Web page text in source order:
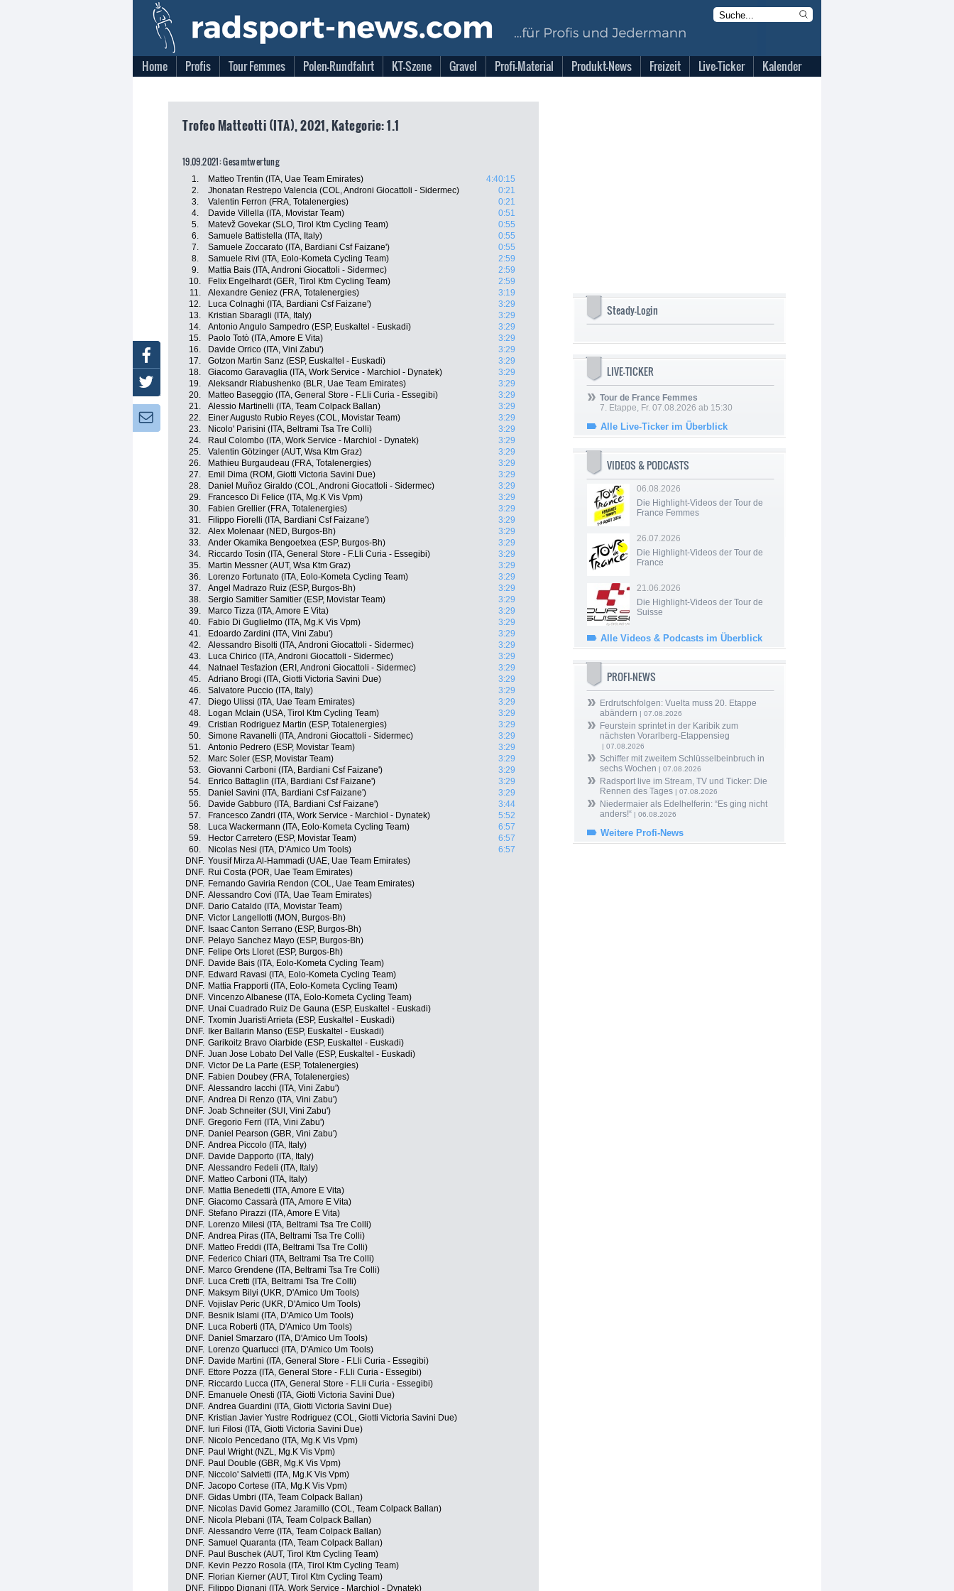
Home Profis Tour Femmes Polen-Rundfahrt KT-Szene Gravel Profi-Material Produkt-News Freizeit Live-Ticker Kalender
Trofeo Matteotti (ITA), 2021, Kategorie: 1.1
19.09.2021: Gesamtwertung
1. Matteo Trentin (ITA, Uae Team Emirates)
4:40:15
2.
Jhonatan Restrepo Valencia (COL, Androni Giocattoli - Sidermec)
0:21
3.
Valentin Ferron (FRA, Totalenergies)
0:21
4.
Davide Villella (ITA, Movistar Team)
0:51
5.
Matevž Govekar (SLO, Tirol Ktm Cycling Team)
0:55
6.
Samuele Battistella (ITA, Italy)
0:55
7.
Samuele Zoccarato (ITA, Bardiani Csf Faizane')
0:55
8.
Samuele Rivi (ITA, Eolo-Kometa Cycling Team)
2:59
9.
Mattia Bais (ITA, Androni Giocattoli - Sidermec)
2:59
10.
Felix Engelhardt (GER, Tirol Ktm Cycling Team)
2:59
11.
Alexandre Geniez (FRA, Totalenergies)
3:19
12.
Luca Colnaghi (ITA, Bardiani Csf Faizane')
3:29
13.
Kristian Sbaragli (ITA, Italy)
3:29
14.
Antonio Angulo Sampedro (ESP, Euskaltel - Euskadi)
3:29
15.
Paolo Totò (ITA, Amore E Vita)
3:29
16.
Davide Orrico (ITA, Vini Zabu')
3:29
17.
Gotzon Martin Sanz (ESP, Euskaltel - Euskadi)
3:29
18.
Giacomo Garavaglia (ITA, Work Service - Marchiol - Dynatek)
3:29
19.
Aleksandr Riabushenko (BLR, Uae Team Emirates)
3:29
20.
Matteo Baseggio (ITA, General Store - F.Lli Curia - Essegibi)
3:29
21.
Alessio Martinelli (ITA, Team Colpack Ballan)
3:29
22.
Einer Augusto Rubio Reyes (COL, Movistar Team)
3:29
23.
Nicolo' Parisini (ITA, Beltrami Tsa Tre Colli)
3:29
24.
Raul Colombo (ITA, Work Service - Marchiol - Dynatek)
3:29
25.
Valentin Götzinger (AUT, Wsa Ktm Graz)
3:29
26.
Mathieu Burgaudeau (FRA, Totalenergies)
3:29
27.
Emil Dima (ROM, Giotti Victoria Savini Due)
3:29
28.
Daniel Muñoz Giraldo (COL, Androni Giocattoli - Sidermec)
3:29
29.
Francesco Di Felice (ITA, Mg.K Vis Vpm)
3:29
30.
Fabien Grellier (FRA, Totalenergies)
3:29
31.
Filippo Fiorelli (ITA, Bardiani Csf Faizane')
3:29
32.
Alex Molenaar (NED, Burgos-Bh)
3:29
33.
Ander Okamika Bengoetxea (ESP, Burgos-Bh)
3:29
34.
Riccardo Tosin (ITA, General Store - F.Lli Curia - Essegibi)
3:29
35.
Martin Messner (AUT, Wsa Ktm Graz)
3:29
36.
Lorenzo Fortunato (ITA, Eolo-Kometa Cycling Team)
3:29
37.
Angel Madrazo Ruiz (ESP, Burgos-Bh)
3:29
38.
Sergio Samitier Samitier (ESP, Movistar Team)
3:29
39.
Marco Tizza (ITA, Amore E Vita)
3:29
40.
Fabio Di Guglielmo (ITA, Mg.K Vis Vpm)
3:29
41.
Edoardo Zardini (ITA, Vini Zabu')
3:29
42.
Alessandro Bisolti (ITA, Androni Giocattoli - Sidermec)
3:29
43.
Luca Chirico (ITA, Androni Giocattoli - Sidermec)
3:29
44.
Natnael Tesfazion (ERI, Androni Giocattoli - Sidermec)
3:29
45.
Adriano Brogi (ITA, Giotti Victoria Savini Due)
3:29
46.
Salvatore Puccio (ITA, Italy)
3:29
47.
Diego Ulissi (ITA, Uae Team Emirates)
3:29
48.
Logan Mclain (USA, Tirol Ktm Cycling Team)
3:29
49.
Cristian Rodriguez Martin (ESP, Totalenergies)
3:29
50.
Simone Ravanelli (ITA, Androni Giocattoli - Sidermec)
3:29
51.
Antonio Pedrero (ESP, Movistar Team)
3:29
52.
Marc Soler (ESP, Movistar Team)
3:29
53.
Giovanni Carboni (ITA, Bardiani Csf Faizane')
3:29
54.
Enrico Battaglin (ITA, Bardiani Csf Faizane')
3:29
55.
Daniel Savini (ITA, Bardiani Csf Faizane')
3:29
56.
Davide Gabburo (ITA, Bardiani Csf Faizane')
3:44
57.
Francesco Zandri (ITA, Work Service - Marchiol - Dynatek)
5:52
58.
Luca Wackermann (ITA, Eolo-Kometa Cycling Team)
6:57
59.
Hector Carretero (ESP, Movistar Team)
6:57
60.
Nicolas Nesi (ITA, D'Amico Um Tools)
6:57
DNF. Yousif Mirza Al-Hammadi (UAE, Uae Team Emirates)
DNF. Rui Costa (POR, Uae Team Emirates)
DNF. Fernando Gaviria Rendon (COL, Uae Team Emirates)
DNF. Alessandro Covi (ITA, Uae Team Emirates)
DNF. Dario Cataldo (ITA, Movistar Team)
DNF. Victor Langellotti (MON, Burgos-Bh)
DNF. Isaac Canton Serrano (ESP, Burgos-Bh)
DNF. Pelayo Sanchez Mayo (ESP, Burgos-Bh)
DNF. Felipe Orts Lloret (ESP, Burgos-Bh)
DNF. Davide Bais (ITA, Eolo-Kometa Cycling Team)
DNF. Edward Ravasi (ITA, Eolo-Kometa Cycling Team)
DNF. Mattia Frapporti (ITA, Eolo-Kometa Cycling Team)
DNF. Vincenzo Albanese (ITA, Eolo-Kometa Cycling Team)
DNF. Unai Cuadrado Ruiz De Gauna (ESP, Euskaltel - Euskadi)
DNF. Txomin Juaristi Arrieta (ESP, Euskaltel - Euskadi)
DNF.
Iker Ballarin Manso (ESP, Euskaltel - Euskadi)
DNF. Garikoitz Bravo Oiarbide (ESP, Euskaltel - Euskadi)
DNF. Juan Jose Lobato Del Valle (ESP, Euskaltel - Euskadi)
DNF. Victor De La Parte (ESP, Totalenergies)
DNF. Fabien Doubey (FRA, Totalenergies)
DNF. Alessandro Iacchi (ITA, Vini Zabu')
DNF. Andrea Di Renzo (ITA, Vini Zabu')
DNF. Joab Schneiter (SUI, Vini Zabu')
DNF. Gregorio Ferri (ITA, Vini Zabu')
DNF. Daniel Pearson (GBR, Vini Zabu')
DNF. Andrea Piccolo (ITA, Italy)
DNF. Davide Dapporto (ITA, Italy)
DNF. Alessandro Fedeli (ITA, Italy)
DNF. Matteo Carboni (ITA, Italy)
DNF. Mattia Benedetti (ITA, Amore E Vita)
DNF. Giacomo Cassarà (ITA, Amore E Vita)
DNF. Stefano Pirazzi (ITA, Amore E Vita)
DNF. Lorenzo Milesi (ITA, Beltrami Tsa Tre Colli)
DNF. Andrea Piras (ITA, Beltrami Tsa Tre Colli)
DNF. Matteo Freddi (ITA, Beltrami Tsa Tre Colli)
DNF. Federico Chiari (ITA, Beltrami Tsa Tre Colli)
DNF. Marco Grendene (ITA, Beltrami Tsa Tre Colli)
DNF. Luca Cretti (ITA, Beltrami Tsa Tre Colli)
DNF. Maksym Bilyi (UKR, D'Amico Um Tools)
DNF. Vojislav Peric (UKR, D'Amico Um Tools)
DNF. Besnik Islami (ITA, D'Amico Um Tools)
DNF. Luca Roberti (ITA, D'Amico Um Tools)
DNF. Daniel Smarzaro (ITA, D'Amico Um Tools)
DNF. Lorenzo Quartucci (ITA, D'Amico Um Tools)
DNF. Davide Martini (ITA, General Store - F.Lli Curia - Essegibi)
DNF. Ettore Pozza (ITA, General Store - F.Lli Curia - Essegibi)
DNF. Riccardo Lucca (ITA, General Store - F.Lli Curia - Essegibi)
DNF. Emanuele Onesti (ITA, Giotti Victoria Savini Due)
DNF. Andrea Guardini (ITA, Giotti Victoria Savini Due)
DNF. Kristian Javier Yustre Rodriguez (COL, Giotti Victoria Savini Due)
DNF. Iuri Filosi (ITA, Giotti Victoria Savini Due)
DNF. Nicolo Pencedano (ITA, Mg.K Vis Vpm)
DNF. Paul Wright (NZL, Mg.K Vis Vpm)
DNF. Paul Double (GBR, Mg.K Vis Vpm)
DNF. Niccolo' Salvietti (ITA, Mg.K Vis Vpm)
DNF. Jacopo Cortese (ITA, Mg.K Vis Vpm)
DNF. Gidas Umbri (ITA, Team Colpack Ballan)
DNF. Nicolas David Gomez Jaramillo (COL, Team Colpack Ballan)
DNF. Nicola Plebani (ITA, Team Colpack Ballan)
DNF. Alessandro Verre (ITA, Team Colpack Ballan)
DNF. Samuel Quaranta (ITA, Team Colpack Ballan)
DNF. Paul Buschek (AUT, Tirol Ktm Cycling Team)
DNF. Kevin Pezzo Rosola (ITA, Tirol Ktm Cycling Team)
DNF. Florian Kierner (AUT, Tirol Ktm Cycling Team)
DNF. Filippo Dignani (ITA, Work Service - Marchiol - Dynatek)
Steady-Login
LIVE-TICKER
Tour de France Femmes
7. Etappe, Fr. 07.08.2026 ab 15:30
Alle Live-Ticker im Überblick
VIDEOS & PODCASTS
06.08.2026
Die Highlight-Videos der Tour de
France Femmes
26.07.2026
Die Highlight-Videos der Tour de
France
21.06.2026
Die Highlight-Videos der Tour de
Suisse
Alle Videos & Podcasts im Überblick
PROFI-NEWS
Erdrutschfolgen: Vuelta muss 20. Etappe
abändern | 07.08.2026
Feurstein sprintet in der Karibik zum
nächsten Vorarlberg-Etappensieg
| 07.08.2026
Schiffer mit zweitem Schlüsselbeinbruch in
sechs Wochen | 07.08.2026
Radsport live im Stream, TV und Ticker: Die
Rennen des Tages | 07.08.2026
Niedermaier als Edelhelferin: “Es ging nicht
anders!“ | 06.08.2026
Weitere Profi-News
Facebook
Twitter
Newsletter: